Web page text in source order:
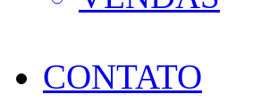
CONTATO